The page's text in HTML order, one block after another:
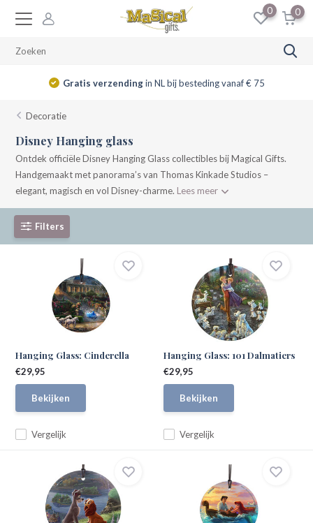
0 0
Gratis verzendingin NL bij besteding vanaf € 75
Decoratie
Disney Hanging glass
Ontdek officiële Disney Hanging Glass collectibles bij Magical Gifts.
Handgemaakt met panorama’s van Thomas Kinkade Studios –
elegant, magisch en vol Disney-charme. Lees meer
Filters
Hanging Glass: Cinderella
Vergelijk
€29,95
Bekijken
Hanging Glass: 101 Dalmatiers
Vergelijk
€29,95
Bekijken